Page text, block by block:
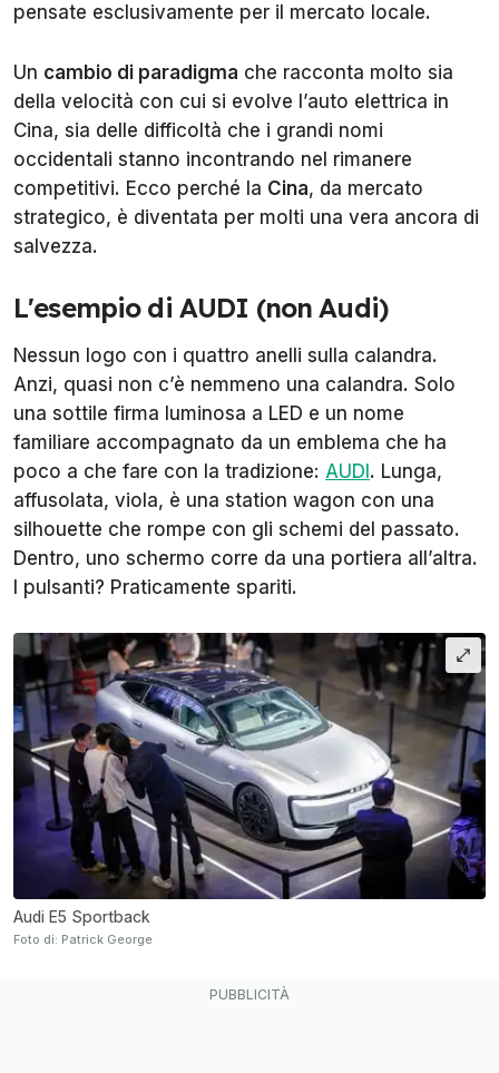
pensate esclusivamente per il mercato locale.
Un cambio di paradigma che racconta molto sia
della velocità con cui si evolve l’auto elettrica in
Cina, sia delle difficoltà che i grandi nomi
occidentali stanno incontrando nel rimanere
competitivi. Ecco perché la Cina, da mercato
strategico, è diventata per molti una vera ancora di
salvezza.
L'esempio di AUDI (non Audi)
Nessun logo con i quattro anelli sulla calandra.
Anzi, quasi non c’è nemmeno una calandra. Solo
una sottile firma luminosa a LED e un nome
familiare accompagnato da un emblema che ha
poco a che fare con la tradizione: AUDI . Lunga,
affusolata, viola, è una station wagon con una
silhouette che rompe con gli schemi del passato.
Dentro, uno schermo corre da una portiera all’altra.
I pulsanti? Praticamente spariti.
Audi E5 Sportback
Foto di: Patrick George